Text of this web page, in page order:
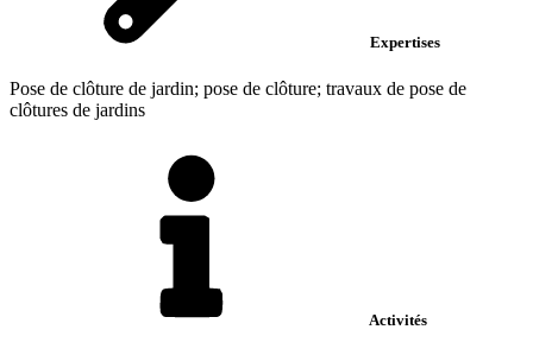
Expertises
Pose de clôture de jardin; pose de clôture; travaux de pose de
clôtures de jardins
Activités